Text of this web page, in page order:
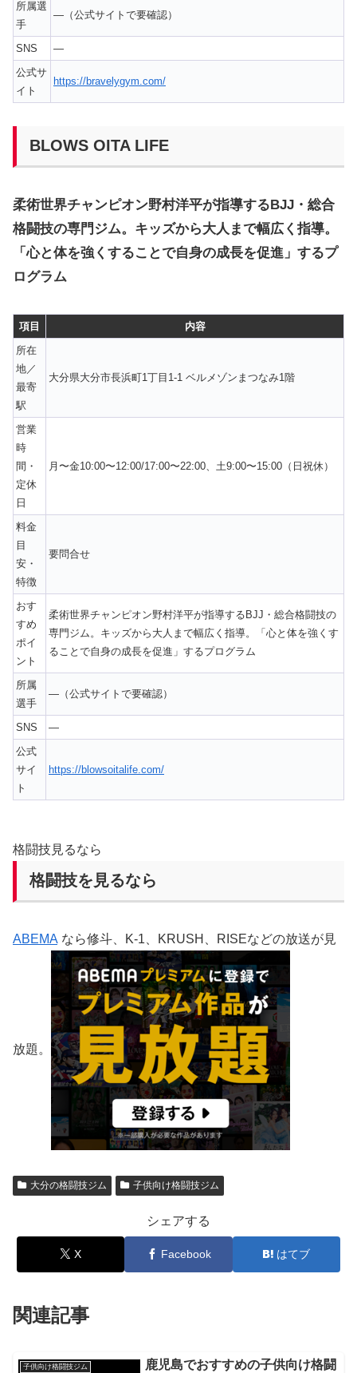
所属選
手
—（公式サイトで要確認）
SNS
—
公式サ
イト
https://bravelygym.com/
BLOWS OITA LIFE
柔術世界チャンピオン野村洋平が指導するBJJ・総合
格闘技の専門ジム。キッズから大人まで幅広く指導。
「心と体を強くすることで自身の成長を促進」するプ
ログラム
項目
内容
所在
地／
最寄
駅
大分県大分市長浜町1丁目1-1 ベルメゾンまつなみ1階
営業
時
間・
定休
日
月〜金10:00〜12:00/17:00〜22:00、土9:00〜15:00（日祝休）
料金
目
安・
特徴
要問合せ
おす
すめ
ポイ
ント
柔術世界チャンピオン野村洋平が指導するBJJ・総合格闘技の
専門ジム。キッズから大人まで幅広く指導。「心と体を強くす
ることで自身の成長を促進」するプログラム
所属
選手
—（公式サイトで要確認）
SNS
—
公式
サイ
ト
https://blowsoitalife.com/
格闘技見るなら
格闘技を見るなら
ABEMA なら修斗、K-1、KRUSH、RISEなどの放送が見
放題。
大分の格闘技ジム 子供向け格闘技ジム
シェアする
X Facebook はてブ
関連記事
子供向け格闘技ジム
鹿児島でおすすめの子供向け格闘